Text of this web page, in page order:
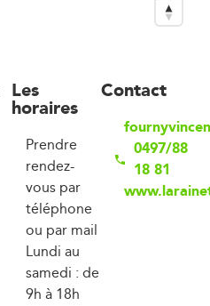
Les
horaires
Prendre
rendez-
vous par
téléphone
ou par mail
Lundi au
samedi : de
9h à 18h
Contact
0497/88
18 81